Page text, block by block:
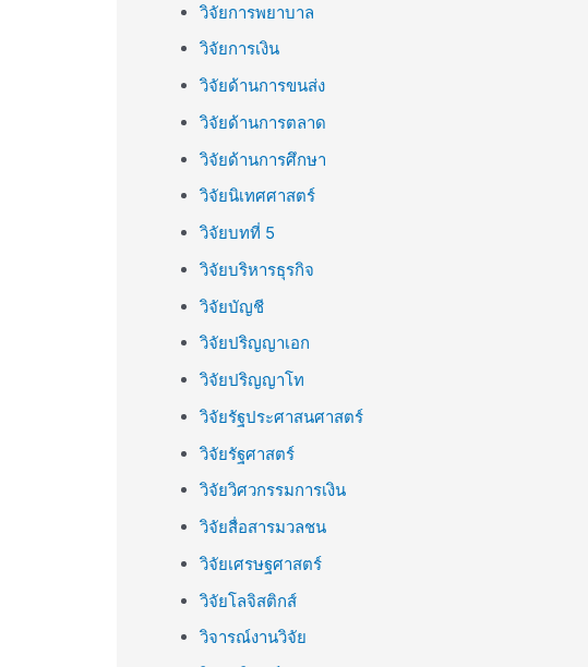
วิจัยการพยาบาล
วิจัยการเงิน
วิจัยด้านการขนส่ง
วิจัยด้านการตลาด
วิจัยด้านการศึกษา
วิจัยนิเทศศาสตร์
วิจัยบทที่ 5
วิจัยบริหารธุรกิจ
วิจัยบัญชี
วิจัยปริญญาเอก
วิจัยปริญญาโท
วิจัยรัฐประศาสนศาสตร์
วิจัยรัฐศาสตร์
วิจัยวิศวกรรมการเงิน
วิจัยสื่อสารมวลชน
วิจัยเศรษฐศาสตร์
วิจัยโลจิสติกส์
วิจารณ์งานวิจัย